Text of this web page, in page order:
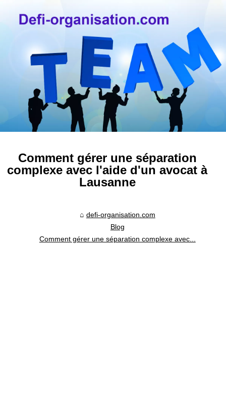
Comment gérer une séparation
complexe avec l'aide d'un avocat à
Lausanne
defi-organisation.com
Blog
Comment gérer une séparation complexe avec...